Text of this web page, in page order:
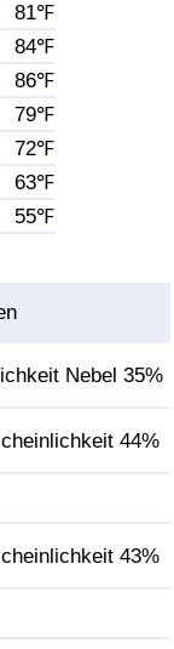
81℉
84℉
86℉
79℉
72℉
63℉
55℉
Nebel 35%
44%
43%